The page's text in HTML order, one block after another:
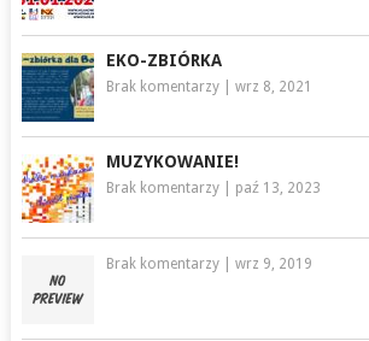
EKO-ZBIÓRKA
Brak komentarzy| wrz 8, 2021
MUZYKOWANIE!
Brak komentarzy| paź 13, 2023
Brak komentarzy| wrz 9, 2019